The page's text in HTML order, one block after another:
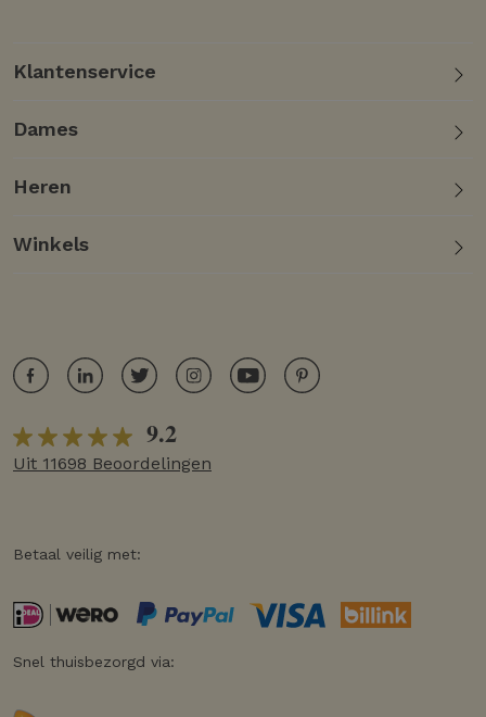
Klantenservice
Dames
Heren
Winkels
9.2
Uit 11698 Beoordelingen
Betaal veilig met:
Snel thuisbezorgd via: